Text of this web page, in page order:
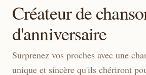
Créateur de
d'anniversaire
Surprenez vos proches avec une
unique et sincère qu'ils chériront